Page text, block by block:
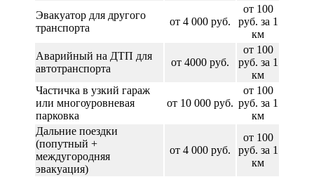
Эвакуатор для другого
транспорта
от 4 000 руб.
от 100
руб. за 1
км
Аварийный на ДТП для
автотранспорта
от 4000 руб.
от 100
руб. за 1
км
Частичка в узкий гараж
или многоуровневая
парковка
от 10 000 руб.
от 100
руб. за 1
км
Дальние поездки
(попутный +
междугородняя
эвакуация)
от 4 000 руб.
от 100
руб. за 1
км